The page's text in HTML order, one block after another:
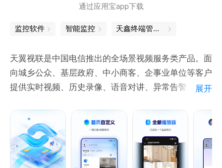
远程CMD/SSH：IT运维、服务器维护必备工具
官网：http://sunlogin.oray.com
通过应用宝app下载
监控软件 智能监控 天鑫终端管理系统
天翼视联是中国电信推出的全场景视频服务类产品。面
向城乡公众、基层政府、中小商客、企事业单位等客户
提供实时视频、历史录像、语音对讲、异常告警、视频
本产品由天翼视联科技有限公司开发并运营
联系方式：400-9866-000
个人信息保护相关负责人联系方式：
ctpip.tysl@chinatelecom.cn
展开